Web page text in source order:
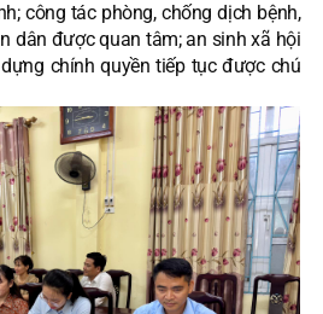
công tác phòng, chống dịch bệnh,
dân được quan tâm; an sinh xã hội
chính quyền tiếp tục được chú